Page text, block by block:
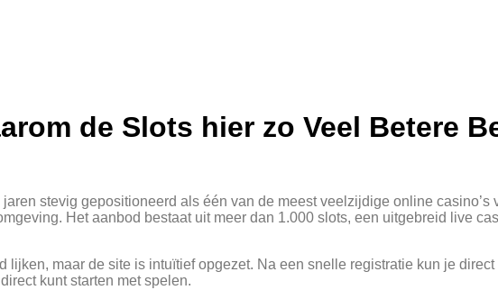
de Slots hier zo Veel Betere
stevig gepositioneerd als één van de meest veelzijdige online
Het aanbod bestaat uit meer dan 1.000 slots, een uitgebreid live
lijken, maar de site is intuïtief opgezet. Na een snelle registratie kun je
kunt starten met spelen.